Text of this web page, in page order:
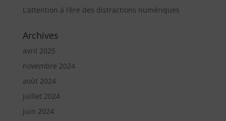
L’attention à l’ère des distractions numériques
Archives
avril 2025
novembre 2024
août 2024
juillet 2024
juin 2024